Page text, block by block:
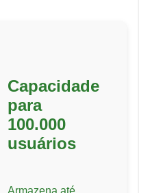
Capacidade
para
100.000
usuários